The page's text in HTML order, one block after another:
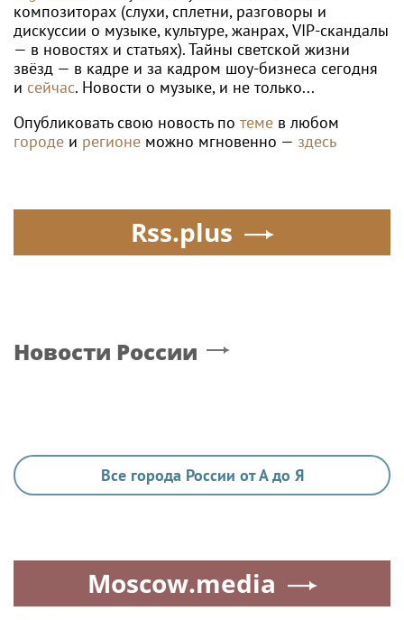
композиторах (слухи, сплетни, разговоры и
дискуссии о музыке, культуре, жанрах, VIP-скандалы
— в новостях и статьях). Тайны светской жизни
звёзд — в кадре и за кадром шоу-бизнеса сегодня
и сейчас. Новости о музыке, и не только...
Опубликовать свою новость по теме в любом
городе и регионе можно мгновенно — здесь
Rss.plus
Новости России
Все города России от А до Я
Moscow.media